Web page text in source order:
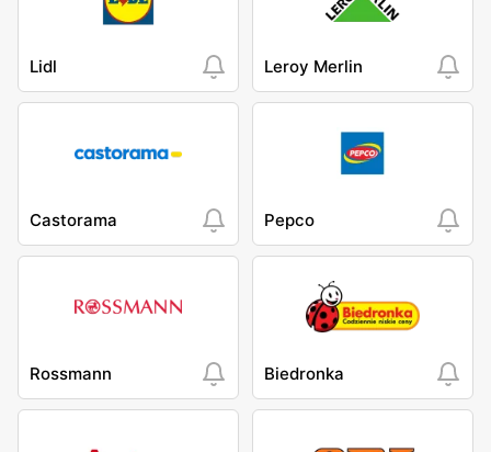
Lidl Leroy Merlin
Castorama Pepco
Rossmann Biedronka